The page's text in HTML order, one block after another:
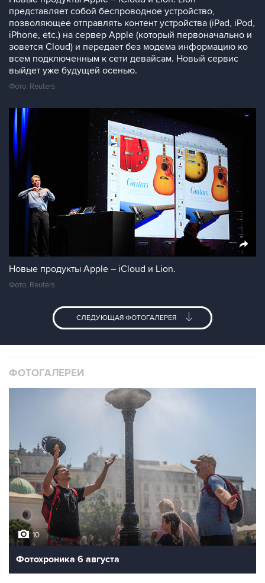
Создатель и владелец компьютерной компании Apple
Стив Джобс представил новые продукты Apple – iCloud
Фото: Reuters
Новые продукты Apple – iCloud и Lion. Lion
представляет собой беспроводное устройство,
позволяющее отправлять контент устройства (iPad, iPod,
iPhone, etc.) на сервер Apple (который первоначально и
зовется Cloud) и передает без модема информацию ко
всем подключенным к сети девайсам. Новый сервис
выйдет уже будущей осенью.
Фото: Reuters
Новые продукты Apple – iCloud и Lion.
СЛЕДУЮЩАЯ ФОТОГАЛЕРЕЯ
ФОТОГАЛЕРЕИ